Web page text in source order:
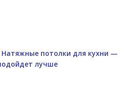
Натяжные потолки для кухни —
лучше